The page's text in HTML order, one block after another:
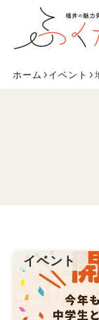
お気に入り
ふくたまとは
ホーム イベント
イベント